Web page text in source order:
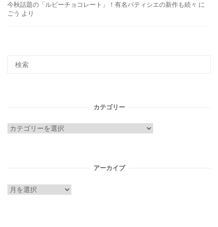
今秋話題の「ルビーチョコレート」！有名パティシエの新作も続々 に
ごう より
カテゴリー
カ
アーカイブ
ア